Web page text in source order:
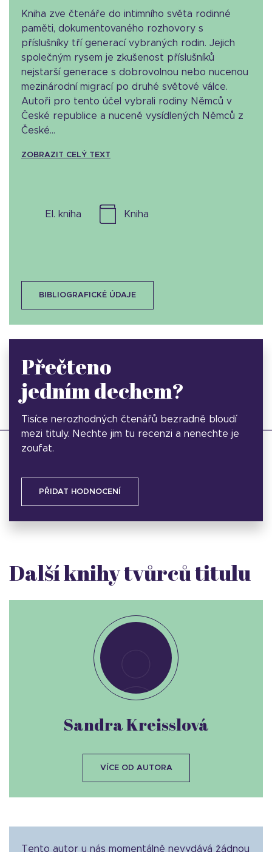
Kniha zve čtenáře do intimního světa rodinné
paměti, dokumentovaného rozhovory s
příslušníky tří generací vybraných rodin. Jejich
společným rysem je zkušenost příslušníků
nejstarší generace s dobrovolnou nebo nucenou
mezinárodní migrací po druhé světové válce.
Autoři pro tento účel vybrali rodiny Němců v
České republice a nuceně vysídlených Němců z
České...
ZOBRAZIT CELÝ TEXT
el. kniha kniha
BIBLIOGRAFICKÉ ÚDAJE
Přečteno
jedním dechem?
Tisíce nerozhodných čtenářů bezradně bloudí
mezi tituly. Nechte jim tu recenzi a nenechte je
zoufat.
PŘIDAT HODNOCENÍ
Další knihy tvůrců titulu
Tento autor u nás momentálně nevydává žádnou
Sandra Kreisslová
VÍCE OD AUTORA